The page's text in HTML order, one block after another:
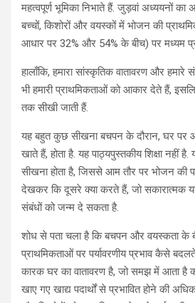
महत्वपूर्ण भूमिका निभाते हैं. जुड़वां अध्ययनों
बच्चों, किशोरों और वयस्कों में भोजन की
आधार पर 32% और 54% के बीच) पर मध्यम
हालाँकि, हमारा सांस्कृतिक वातावरण और हमारे
भी हमारी प्राथमिकताओं को आकार देते हैं,
तक सीखी जाती हैं.
यह बहुत कुछ सीखना बचपन के दौरान, घर पर
खाते हैं, होता है. यह पाठ्यपुस्तकीय शिक्षा
सीखना होता है, जिससे आम तौर पर भोजन की
देखकर कि दूसरे क्या करते हैं, जो सकारात्मक
संबंधों को जन्म दे सकता है.
शोध से पता चला है कि बचपन और वयस्कता के
प्राथमिकताओं पर पर्यावरणीय प्रभाव कैसे
कारक घर का वातावरण है, जो समझ में आता है
खाए गए खाद्य पदार्थों से प्रभावित होने की